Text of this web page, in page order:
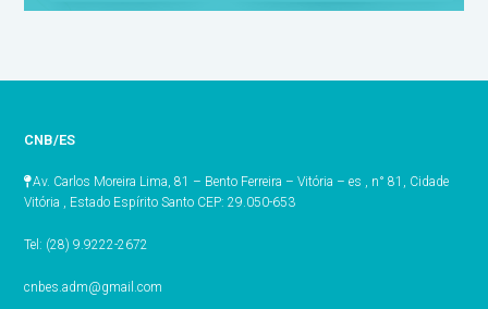
CNB/ES
Av. Carlos Moreira Lima, 81 – Bento Ferreira – Vitória – es , n° 81, Cidade
Vitória , Estado Espírito Santo CEP: 29.050-653
Tel: (28) 9.9222-2672
cnbes.adm@gmail.com